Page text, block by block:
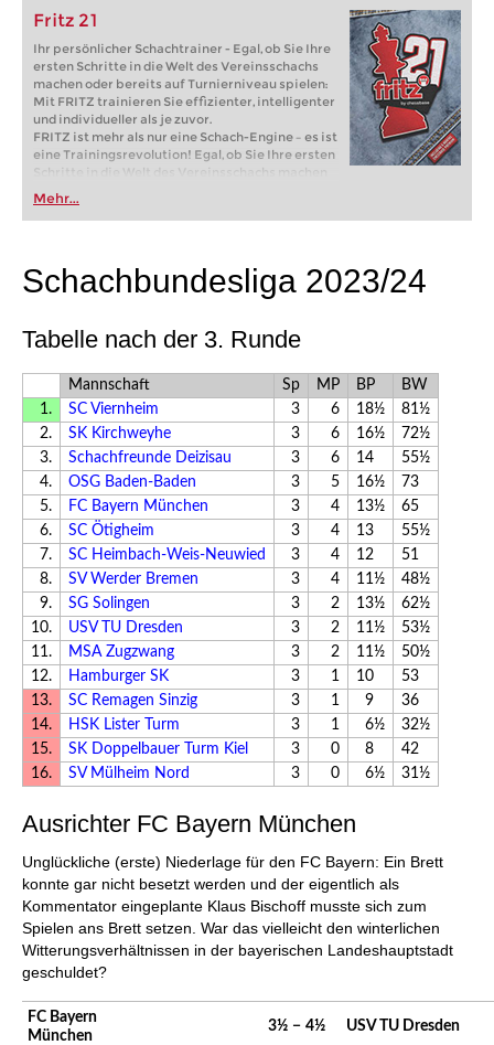
Fritz 21
Ihr persönlicher Schachtrainer - Egal, ob Sie Ihre
ersten Schritte in die Welt des Vereinsschachs
machen oder bereits auf Turnierniveau spielen:
Mit FRITZ trainieren Sie effizienter, intelligenter
und individueller als je zuvor.
FRITZ ist mehr als nur eine Schach-Engine – es ist
eine Trainingsrevolution! Egal, ob Sie Ihre ersten
Schritte in die Welt des Vereinsschachs machen
oder bereits auf Turnierniveau spielen: Mit
FRITZ trainieren Sie effizienter, intelligenter und
individueller als je zuvor.
Mehr...
Schachbundesliga 2023/24
Tabelle nach der 3. Runde
Mannschaft Sp MP BP
BW
1.
SC Viernheim 3 6 18½
81½
2.
SK Kirchweyhe 3 6 16½
72½
3.
Schachfreunde Deizisau 3 6 14
55½
4.
OSG Baden-Baden 3 5 16½
73
5.
FC Bayern München 3 4 13½
65
6.
SC Ötigheim 3 4 13
55½
7.
SC Heimbach-Weis-Neuwied 3 4 12
51
8.
SV Werder Bremen 3 4 11½
48½
9.
SG Solingen 3 2 13½
62½
10.
USV TU Dresden 3 2 11½
53½
11.
MSA Zugzwang 3 2 11½
50½
12.
Hamburger SK 3 1 10
53
13.
SC Remagen Sinzig 3 1 9
36
14.
HSK Lister Turm 3 1 6½
32½
15.
SK Doppelbauer Turm Kiel 3 0 8
42
16.
SV Mülheim Nord 3 0 6½ 31½
Ausrichter FC Bayern München
Unglückliche (erste) Niederlage für den FC Bayern: Ein Brett
konnte gar nicht besetzt werden und der eigentlich als
Kommentator eingeplante Klaus Bischoff musste sich zum
Spielen ans Brett setzen. War das vielleicht den winterlichen
Witterungsverhältnissen in der bayerischen Landeshauptstadt
geschuldet?
FC Bayern
München
3½ − 4½ USV TU Dresden